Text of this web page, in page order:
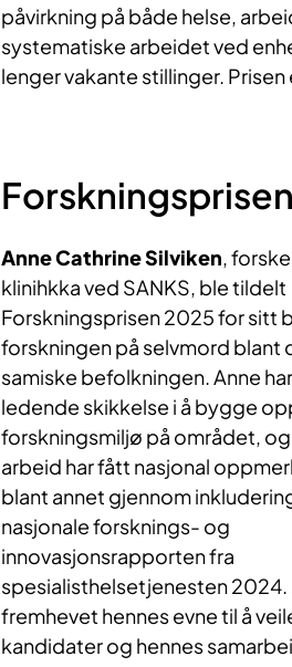
påvirkning på både helse,
systematiske arbeidet ved
lenger vakante stillinger.
Anne Cathrine Silviken,
klinihkka ved SANKS, ble tildelt
Forskningsprisen 2025 for sitt
forskningen på selvmord blant
samiske befolkningen. Anne
ledende skikkelse i å bygge
forskningsmiljø på området,
arbeid har fått nasjonal
blant annet gjennom
nasjonale forsknings- og
innovasjonsrapporten fra
spesialisthelsetjenesten 2024.
fremhevet hennes evne til å
kandidater og hennes